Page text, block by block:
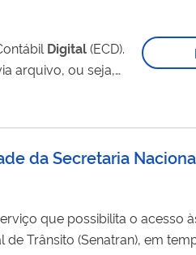
Digital(ECD).
arquivo, ou seja,
demais fichas. O
da Secretaria
Trânsito (Senatran), em